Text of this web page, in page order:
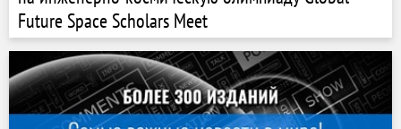
Future Space Scholars Meet